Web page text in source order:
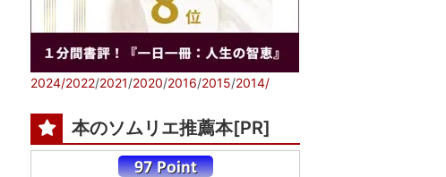
2024/2022/2021/2020/2016/2015/2014/
本のソムリエ推薦本[PR]